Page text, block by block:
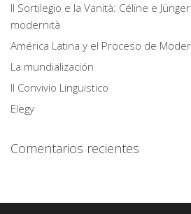
Il Sortilegio e la Vanità: Céline e
modernità
América Latina y el Proceso de
La mundialización
Il Convivio Linguistico
Elegy
Comentarios recientes